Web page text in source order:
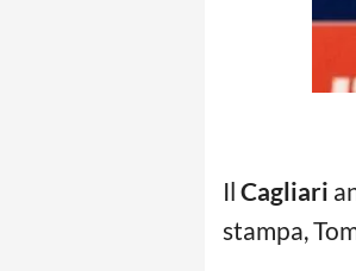
Il Cagliari
stampa,